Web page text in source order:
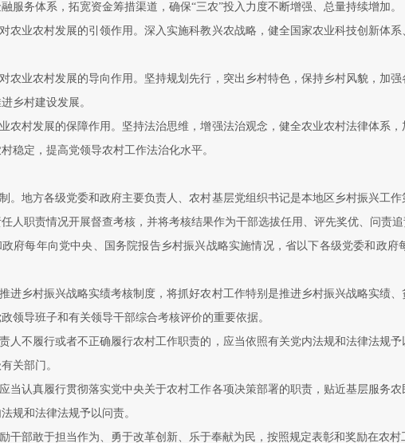
服务体系，拓宽资金筹措渠道，确保“三农”投入力度不断增强、总量持续增加。
业农村发展的引领作用。深入实施科教兴农战略，健全国家农业科技创新体系
业农村发展的导向作用。坚持规划先行，突出乡村特色，保持乡村风貌，加
乡村建设发展。
村发展的保障作用。坚持法治思维，增强法治观念，健全农业农村法律体系
稳定，提高党领导农村工作法治化水平。
地方各级党委和政府主要负责人、农村基层党组织书记是本地区乡村振兴工
人职责情况开展督查考核，并将考核结果作为干部选拔任用、评先奖优、问责追
府每年向党中央、国务院报告乡村振兴战略实施情况，省以下各级党委和政府
乡村振兴战略实绩考核制度，将抓好农村工作特别是推进乡村振兴战略实绩、
领导班子和有关领导干部综合考核评价的重要依据。
不履行或者不正确履行农村工作职责的，应当依照有关党内法规和法律法规
关部门。
认真履行贯彻落实党中央关于农村工作各项决策部署的职责，贴近基层服务农
规和法律法规予以问责。
部敢于担当作为、勇于改革创新、乐于奉献为民，按照规定表彰和奖励在农村